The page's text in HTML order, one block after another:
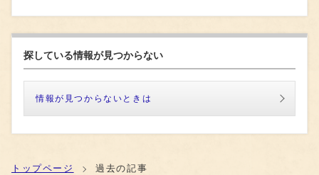
探している情報が見つからない
情報が見つからないときは
トップページ 過去の記事